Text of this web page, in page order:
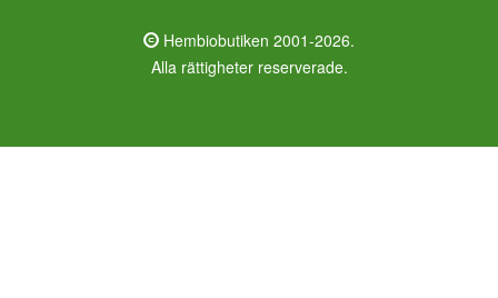
Hembiobutiken 2001-2026.
Alla rättigheter reserverade.